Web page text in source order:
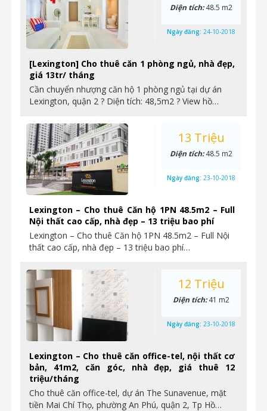
[Lexington] Cho thuê căn 1 phòng ngủ, nhà đẹp,
giá 13tr/ tháng
Cần chuyển nhượng căn hộ 1 phòng ngủ tại dự án
Lexington, quận 2 ? Diện tích: 48,5m2 ? View hồ…
Diện tích:48.5 m2
Ngày đăng: 24-10-2018
Lexington – Cho thuê Căn hộ 1PN 48.5m2 – Full
Nội thất cao cấp, nhà đẹp – 13 triệu bao phí
Lexington – Cho thuê Căn hộ 1PN 48.5m2 – Full Nội
thất cao cấp, nhà đẹp – 13 triệu bao phí…
13 Triệu
Diện tích:48.5 m2
Ngày đăng: 23-10-2018
Lexington – Cho thuê căn office-tel, nội thất cơ
bản, 41m2, căn góc, nhà đẹp, giá thuê 12
triệu/tháng
Cho thuê căn office-tel, dự án The Sunavenue, mặt
tiền Mai Chí Thọ, phường An Phú, quận 2, Tp Hồ…
12 Triệu
Diện tích:41 m2
Ngày đăng: 23-10-2018